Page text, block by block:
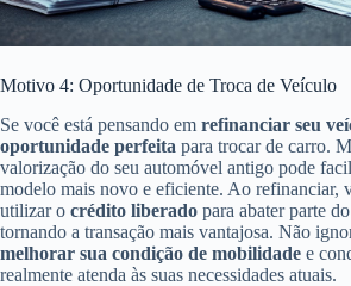
Motivo 4: Oportunidade de Troca de Veículo
Se você está pensando em refinanciar seu
oportunidade perfeita para trocar de carro.
valorização do seu automóvel antigo pode
modelo mais novo e eficiente. Ao refinanciar,
utilizar o crédito liberado para abater parte
tornando a transação mais vantajosa. Não
melhorar sua condição de mobilidade e
realmente atenda às suas necessidades atuais.